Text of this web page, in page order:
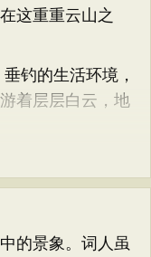
这重重云山之
钓的生活环境，
着层层白云，地
的景象。词人虽